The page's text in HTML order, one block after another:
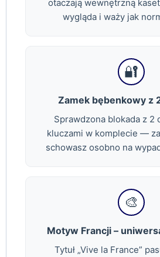
otaczają wewnętrzną
wygląda i waży jak
🔐
Zamek bębenkowy z
Sprawdzona blokada z 2
kluczami w komplecie —
schowasz osobno na
🎨
Motyw Francji –
Tytuł „Vive la France”